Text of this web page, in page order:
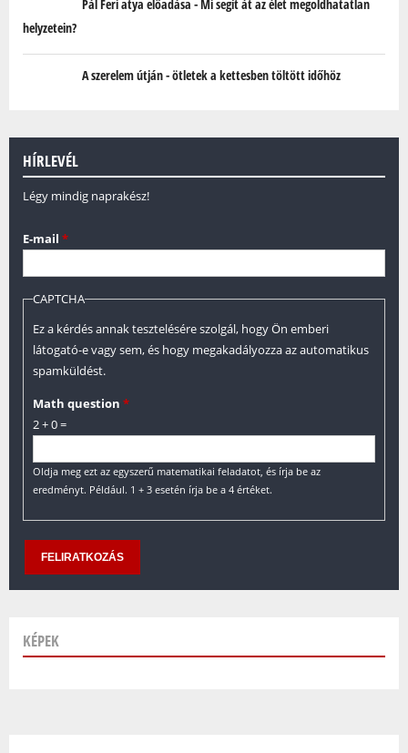
Pál Feri atya előadása - Mi segít át az élet megoldhatatlan
helyzetein?
A szerelem útján - ötletek a kettesben töltött időhöz
HÍRLEVÉL
Légy mindig naprakész!
E-mail *
CAPTCHA
Ez a kérdés annak tesztelésére szolgál, hogy Ön emberi
látogató-e vagy sem, és hogy megakadályozza az automatikus
spamküldést.
Math question *
2 + 0 =
Oldja meg ezt az egyszerű matematikai feladatot, és írja be az
eredményt. Például. 1 + 3 esetén írja be a 4 értéket.
KÉPEK